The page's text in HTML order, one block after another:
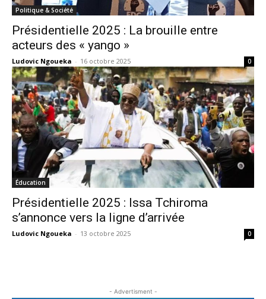
Politique & Société
Présidentielle 2025 : La brouille entre
acteurs des « yango »
Ludovic Ngoueka - 16 octobre 2025 0
Éducation
Présidentielle 2025 : Issa Tchiroma
s’annonce vers la ligne d’arrivée
Ludovic Ngoueka - 13 octobre 2025 0
- Advertisment -